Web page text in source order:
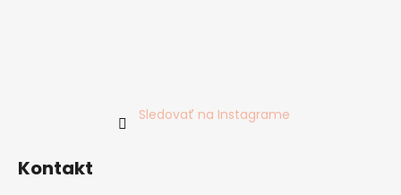
Sledovať na Instagrame
Kontakt